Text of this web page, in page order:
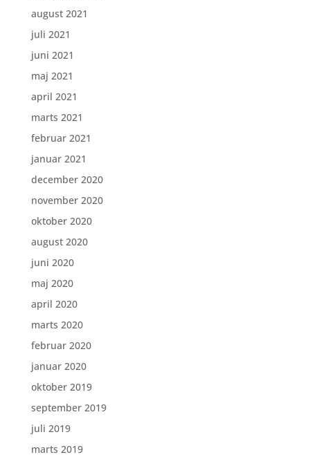
august 2021
juli 2021
juni 2021
maj 2021
april 2021
marts 2021
februar 2021
januar 2021
december 2020
november 2020
oktober 2020
august 2020
juni 2020
maj 2020
april 2020
marts 2020
februar 2020
januar 2020
oktober 2019
september 2019
juli 2019
marts 2019